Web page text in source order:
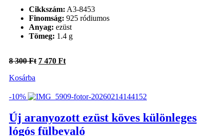
Cikkszám: A3-8453
Finomság: 925 ródiumos
Anyag: ezüst
Tömeg: 1.4 g
8 300Ft Original
300 Ft.
7 470 FtCurrent
470 Ft.
Kosárba
-10%
Új aranyozott ezüst köves különleges
lógós fülbevaló